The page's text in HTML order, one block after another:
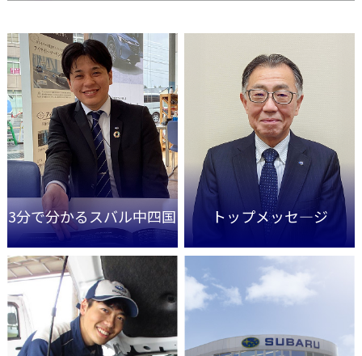
3分で分かるスバル中四国 トップメッセ―ジ